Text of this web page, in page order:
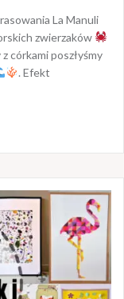
La Manuli
zwierzaków
córkami poszłyśmy
. Efekt